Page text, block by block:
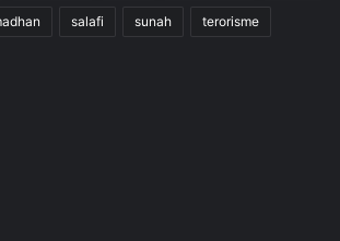
salafi sunah terorisme